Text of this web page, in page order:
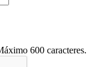
600 caracteres.